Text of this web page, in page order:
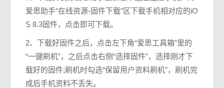
爱思助手“在线资源-固件下载”区下载手机相对应的iO
S 8.3固件，点击即可下载。
2、下载好固件之后，点击左下角“爱思工具箱”里的
“一键刷机”，之后点击右侧“选择固件”，选择刚才下
载好的固件;刷机时勾选“保留用户资料刷机”，刷机完
成后手机资料不丢失。